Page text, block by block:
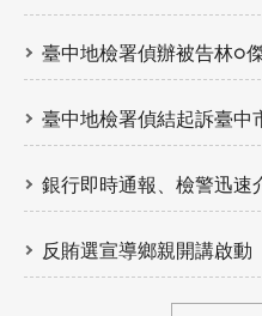
臺中地檢署偵辦被告林○傑妨害公眾往來安全等案 向法院
臺中地檢署偵結起訴臺中市北區邱厝里高○裕里長 涉嫌詐領鄰長補助款、
銀行即時通報、檢警迅速介入 中檢擴展預警機制 溯源
反賄選宣導鄉親開講啟動 臺中地檢署攜手社會勞動與義務勞務執行機